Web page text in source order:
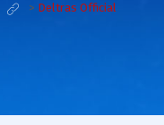
> Deltras Official